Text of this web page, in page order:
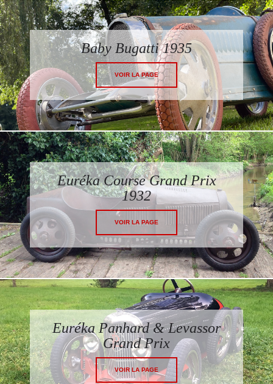
Baby Bugatti 1935
VOIR LA PAGE
Euréka Course Grand Prix
1932
VOIR LA PAGE
Euréka Panhard & Levassor
Grand Prix
VOIR LA PAGE